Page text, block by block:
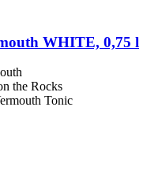
WHITE, 0,75 l
the Rocks
Tonic